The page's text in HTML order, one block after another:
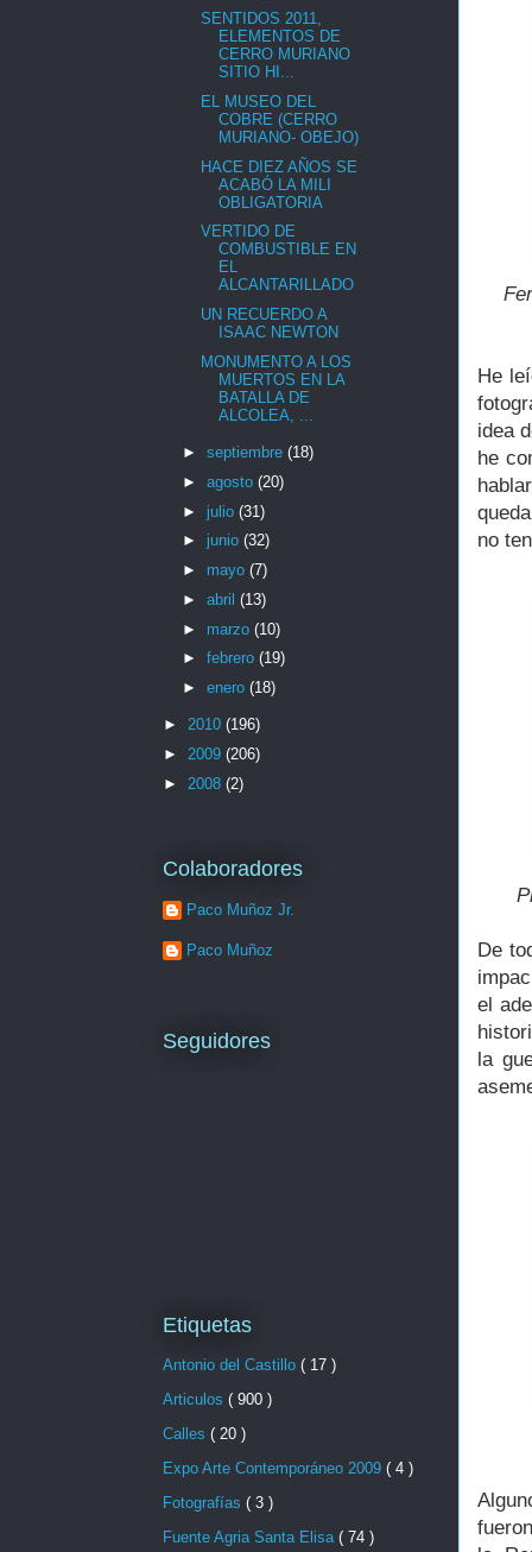
He
idea
he
no
De
el
la
SENTIDOS 2011,
ELEMENTOS DE
CERRO MURIANO
SITIO HI...
EL MUSEO DEL
COBRE (CERRO
MURIANO- OBEJO)
HACE DIEZ AÑOS SE
ACABÓ LA MILI
OBLIGATORIA
VERTIDO DE
COMBUSTIBLE EN
EL
ALCANTARILLADO
UN RECUERDO A
ISAAC NEWTON
MONUMENTO A LOS
MUERTOS EN LA
BATALLA DE
ALCOLEA, ...
► septiembre (18)
► agosto (20)
► julio (31)
► junio (32)
► mayo (7)
► abril (13)
► marzo (10)
► febrero (19)
► enero (18)
► 2010 (196)
► 2009 (206)
► 2008 (2)
Colaboradores
Paco Muñoz Jr.
Paco Muñoz
Seguidores
Etiquetas
Antonio del Castillo ( 17 )
Articulos ( 900 )
Calles ( 20 )
Expo Arte Contemporáneo 2009 ( 4 )
Fotografías ( 3 )
Fuente Agria Santa Elisa ( 74 )